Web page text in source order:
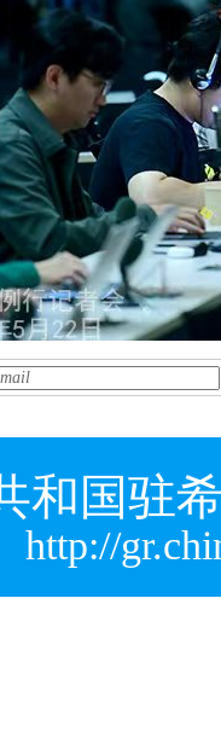
和国驻
http://